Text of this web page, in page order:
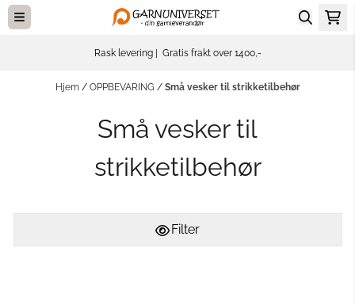
Hopp til innhold
Rask levering | Gratis frakt over 1400,-
Hjem / OPPBEVARING / Små vesker til strikketilbehør
Små vesker til
strikketilbehør
Filter